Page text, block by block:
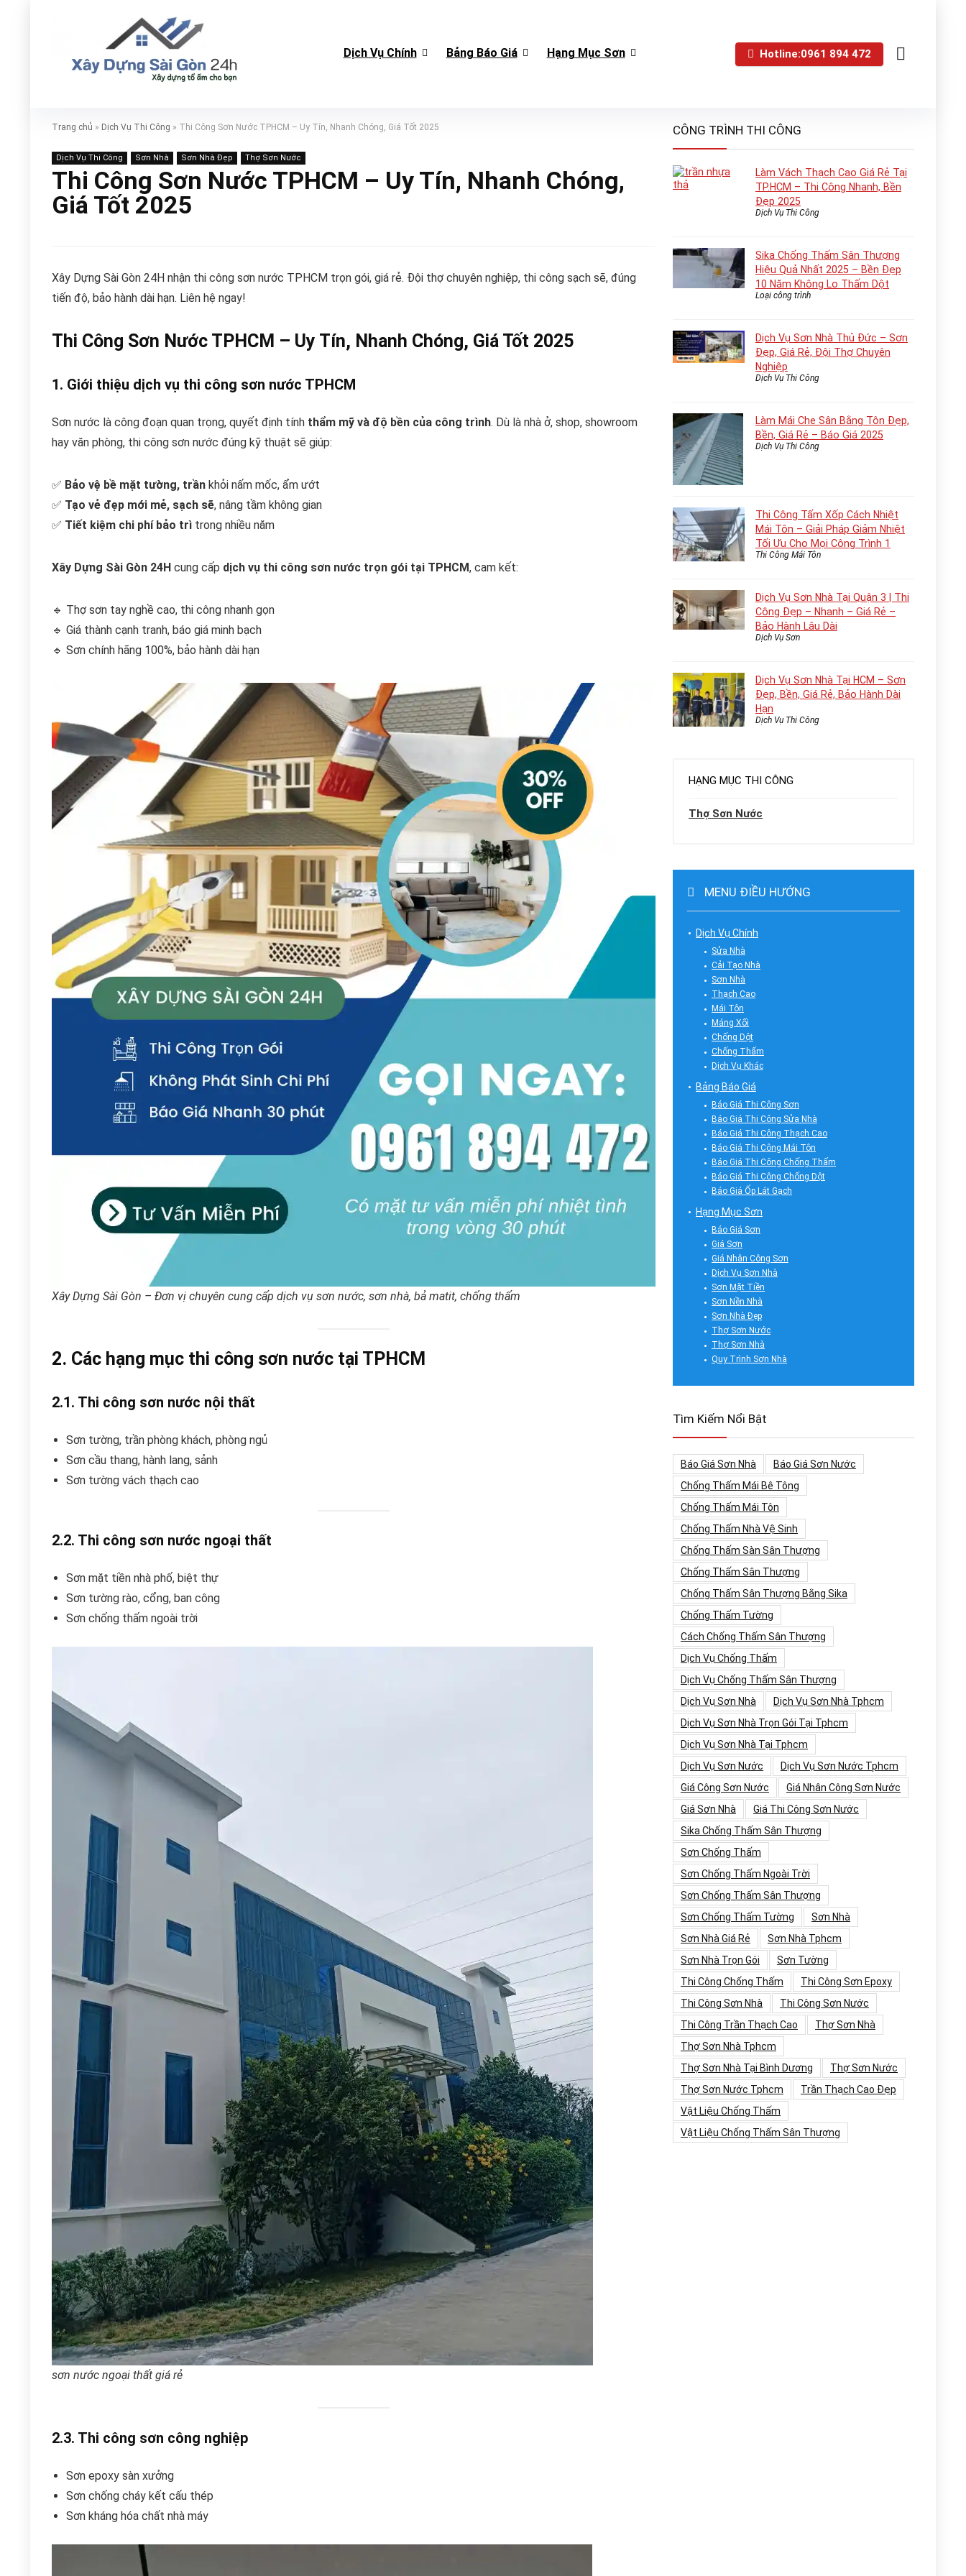
Dịch Vụ Chính Bảng Báo Giá Hạng Mục Sơn Hotline:0961 894 472
Trang chủ » Dịch Vụ Thi Công » Thi Công Sơn Nước TPHCM – Uy Tín, Nhanh Chóng, Giá Tốt 2025
Dịch Vụ Thi Công Sơn Nhà Sơn Nhà Đẹp Thợ Sơn Nước
Thi Công Sơn Nước TPHCM – Uy Tín, Nhanh Chóng,
Giá Tốt 2025
Xây Dựng Sài Gòn 24H nhận thi công sơn nước TPHCM trọn gói, giá rẻ. Đội thợ chuyên nghiệp, thi công sạch sẽ, đúng
tiến độ, bảo hành dài hạn. Liên hệ ngay!
Thi Công Sơn Nước TPHCM – Uy Tín, Nhanh Chóng, Giá Tốt 2025
1. Giới thiệu dịch vụ thi công sơn nước TPHCM
Sơn nước là công đoạn quan trọng, quyết định tính thẩm mỹ và độ bền của công trình. Dù là nhà ở, shop, showroom
hay văn phòng, thi công sơn nước đúng kỹ thuật sẽ giúp:
✅ Bảo vệ bề mặt tường, trần khỏi nấm mốc, ẩm ướt
✅ Tạo vẻ đẹp mới mẻ, sạch sẽ, nâng tầm không gian
✅ Tiết kiệm chi phí bảo trì trong nhiều năm
Xây Dựng Sài Gòn 24H cung cấp dịch vụ thi công sơn nước trọn gói tại TPHCM, cam kết:
🔹 Thợ sơn tay nghề cao, thi công nhanh gọn
🔹 Giá thành cạnh tranh, báo giá minh bạch
🔹 Sơn chính hãng 100%, bảo hành dài hạn
Xây Dựng Sài Gòn – Đơn vị chuyên cung cấp dịch vụ sơn nước, sơn nhà, bả matit, chống thấm
2. Các hạng mục thi công sơn nước tại TPHCM
2.1. Thi công sơn nước nội thất
Sơn tường, trần phòng khách, phòng ngủ
Sơn cầu thang, hành lang, sảnh
Sơn tường vách thạch cao
2.2. Thi công sơn nước ngoại thất
Sơn mặt tiền nhà phố, biệt thự
Sơn tường rào, cổng, ban công
Sơn chống thấm ngoài trời
sơn nước ngoại thất giá rẻ
2.3. Thi công sơn công nghiệp
Sơn epoxy sàn xưởng
Sơn chống cháy kết cấu thép
Sơn kháng hóa chất nhà máy
CÔNG TRÌNH THI CÔNG
Làm Vách Thạch Cao Giá Rẻ Tại
TP.HCM – Thi Công Nhanh, Bền
Đẹp 2025
Dịch Vụ Thi Công
Sika Chống Thấm Sân Thượng
Hiệu Quả Nhất 2025 – Bền Đẹp
10 Năm Không Lo Thấm Dột
Loại công trình
Dịch Vụ Sơn Nhà Thủ Đức – Sơn
Đẹp, Giá Rẻ, Đội Thợ Chuyên
Nghiệp
Dịch Vụ Thi Công
Làm Mái Che Sân Bằng Tôn Đẹp,
Bền, Giá Rẻ – Báo Giá 2025
Dịch Vụ Thi Công
Thi Công Tấm Xốp Cách Nhiệt
Mái Tôn – Giải Pháp Giảm Nhiệt
Tối Ưu Cho Mọi Công Trình 1
Thi Công Mái Tôn
Dịch Vụ Sơn Nhà Tại Quận 3 | Thi
Công Đẹp – Nhanh – Giá Rẻ –
Bảo Hành Lâu Dài
Dịch Vụ Sơn
Dịch Vụ Sơn Nhà Tại HCM – Sơn
Đẹp, Bền, Giá Rẻ, Bảo Hành Dài
Hạn
Dịch Vụ Thi Công
HẠNG MỤC THI CÔNG
Thợ Sơn Nước
MENU ĐIỀU HƯỚNG
Dịch Vụ Chính
Sửa Nhà
Cải Tạo Nhà
Sơn Nhà
Thạch Cao
Mái Tôn
Máng Xối
Chống Dột
Chống Thấm
Dịch Vụ Khác
Bảng Báo Giá
Báo Giá Thi Công Sơn
Báo Giá Thi Công Sửa Nhà
Báo Giá Thi Công Thạch Cao
Báo Giá Thi Công Mái Tôn
Báo Giá Thi Công Chống Thấm
Báo Giá Thi Công Chống Dột
Báo Giá Ốp Lát Gạch
Hạng Mục Sơn
Báo Giá Sơn
Giá Sơn
Giá Nhân Công Sơn
Dịch Vụ Sơn Nhà
Sơn Mặt Tiền
Sơn Nền Nhà
Sơn Nhà Đẹp
Thợ Sơn Nước
Thợ Sơn Nhà
Quy Trình Sơn Nhà
Tìm Kiếm Nổi Bật
Báo Giá Sơn Nhà
Báo Giá Sơn Nước
Chống Thấm Mái Bê Tông
Chống Thấm Mái Tôn
Chống Thấm Nhà Vệ Sinh
Chống Thấm Sàn Sân Thượng
Chống Thấm Sân Thượng
Chống Thấm Sân Thượng Bằng Sika
Chống Thấm Tường
Cách Chống Thấm Sân Thượng
Dịch Vụ Chống Thấm
Dịch Vụ Chống Thấm Sân Thượng
Dịch Vụ Sơn Nhà
Dịch Vụ Sơn Nhà Tphcm
Dịch Vụ Sơn Nhà Trọn Gói Tại Tphcm
Dịch Vụ Sơn Nhà Tại Tphcm
Dịch Vụ Sơn Nước
Dịch Vụ Sơn Nước Tphcm
Giá Công Sơn Nước
Giá Nhân Công Sơn Nước
Giá Sơn Nhà
Giá Thi Công Sơn Nước
Sika Chống Thấm Sân Thượng
Sơn Chống Thấm
Sơn Chống Thấm Ngoài Trời
Sơn Chống Thấm Sân Thượng
Sơn Chống Thấm Tường
Sơn Nhà
Sơn Nhà Giá Rẻ
Sơn Nhà Tphcm
Sơn Nhà Trọn Gói
Sơn Tường
Thi Công Chống Thấm
Thi Công Sơn Epoxy
Thi Công Sơn Nhà
Thi Công Sơn Nước
Thi Công Trần Thạch Cao
Thợ Sơn Nhà
Thợ Sơn Nhà Tphcm
Thợ Sơn Nhà Tại Bình Dương
Thợ Sơn Nước
Thợ Sơn Nước Tphcm
Trần Thạch Cao Đẹp
Vật Liệu Chống Thấm
Vật Liệu Chống Thấm Sân Thượng